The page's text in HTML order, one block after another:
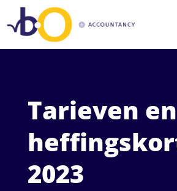
Tarieven en
2023